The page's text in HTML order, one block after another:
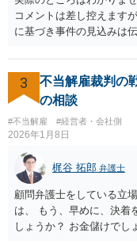
み切る等段階的に手順を
性が高まります。 高度人
うわけではありませんが
相応に高い能力を求めら
低い新卒の社員と比較す
判断が比較的甘くなると
度人材の中途社員の場合
となります。 今回のよう
無期雇用契約ではなく有
る、業務委託契約を検討
（※業務委託契約を検討
用契約関係であると判断
生にもご相談の上慎重に
コメントは差し控えます
に基づき事件の見込みは
れを経営者自身が問題と
書きのような経営者のマ
根本的には弁護士選び含
思います。実際、事件の
伝えしても考えを変えて
理人として説明説得を尽
ら、事件がうまくいかな
ということも多いと思い
の良いものではないので
的にはお分かりいただけ
相談者さんが、今の弁護
り経営者の考えが歪めら
3
不当解雇裁判の
の相談
#不当解雇 #経営者・会社側
2026年1月8日
梶谷 拓郎 弁護士
顧問弁護士をしている立
は、 もう、早めに、決着
しょうか？ お金儲けでし